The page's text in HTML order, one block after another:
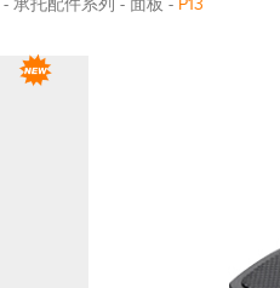
- 承托配件系列 - 面板 - P13